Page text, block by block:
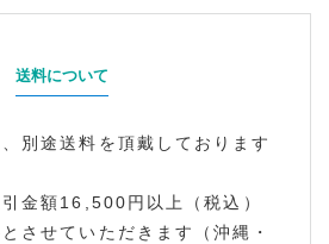
送料について
別途送料を頂戴しております
金額16,500円以上（税込）
させていただきます（沖縄・